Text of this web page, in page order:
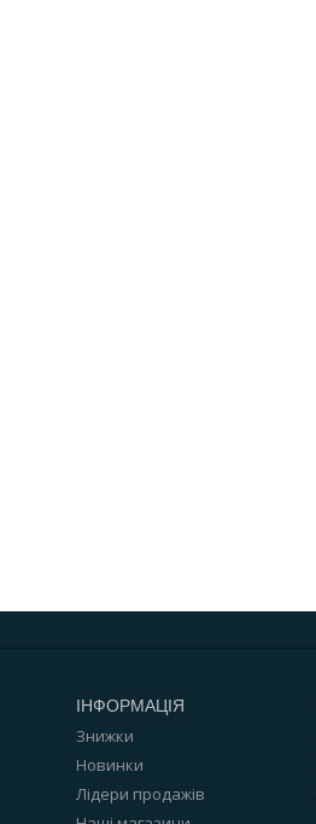
ІНФОРМАЦІЯ
Знижки
Новинки
Лідери продажів